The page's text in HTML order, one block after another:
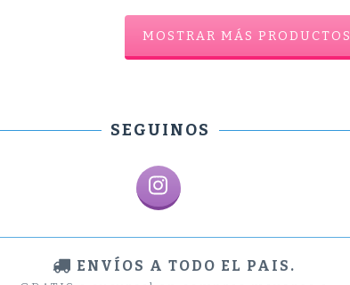
MOSTRAR MÁS PRODUCTOS
SEGUINOS
ENVÍOS A TODO EL PAIS.